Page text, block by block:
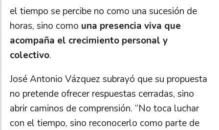
el tiempo se percibe no como una sucesión de
horas, sino como una presencia viva que
acompaña el crecimiento personal y
colectivo.
José Antonio Vázquez subrayó que su propuesta
no pretende ofrecer respuestas cerradas, sino
abrir caminos de comprensión. “No toca luchar
con el tiempo, sino reconocerlo como parte de